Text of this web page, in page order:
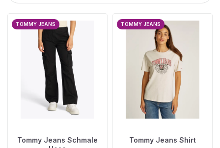
TOMMY JEANS
Tommy Jeans Schmale
TOMMY JEANS
Tommy Jeans Shirt